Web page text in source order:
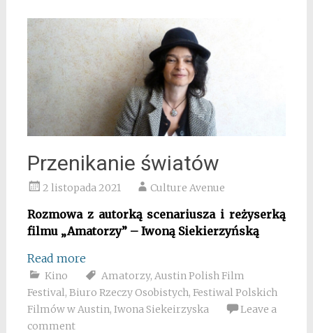
Przenikanie światów
2 listopada 2021 Culture Avenue
Rozmowa z autorką scenariusza i reżyserką
filmu „Amatorzy” – Iwoną Siekierzyńską
Read more
Kino Amatorzy, Austin Polish Film
Festival, Biuro Rzeczy Osobistych, Festiwal Polskich
Filmów w Austin, Iwona Siekeirzyska
Leave a
comment